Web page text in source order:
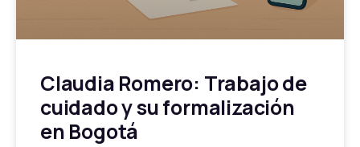
Claudia Romero: Trabajo de
cuidado y su formalización
en Bogotá